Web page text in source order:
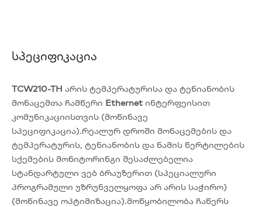
Სპეციფიკაცია
TCW210-TH არის ტემპერატურისა და ტენიანობის
მონაცემთა ჩამწერი Ethernet ინტერფეისით
კომუნიკაციისთვის (მოწინავე
სპეციფიკაცია).რეალურ დროში მონაცემების და
ტემპერატურის, ტენიანობის და ნამის წერტილების
სქემების მონიტორინგი შესაძლებელია
სტანდარტული ვებ ბრაუზერით (სპეციალური
პროგრამული უზრუნველყოფა არ არის საჭირო)
(მოწინავე ოპტიმიზაცია).მოწყობილობა ჩაწერს